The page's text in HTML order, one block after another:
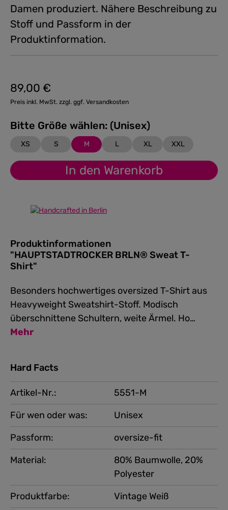
Damen produziert. Nähere Beschreibung zu
Stoff und Passform in der
Produktinformation.
Regulärer Preis:
89,00 €
Preis inkl. MwSt. zzgl. ggf. Versandkosten
Bitte Größe wählen: (Unisex)
XS S M L XL XXL
In den Warenkorb
Produktinformationen
"HAUPTSTADTROCKER BRLN® Sweat T-
Shirt"
Besonders hochwertiges oversized T-Shirt aus
Heavyweight Sweatshirt-Stoff. Modisch
überschnittene Schultern, weite Ärmel. Ho…
Mehr
Hard Facts
Artikel-Nr.:
5551-M
Für wen oder was:
Unisex
Produktfarbe: Vintage Weiß
Passform:
oversize-fit
Material:
80% Baumwolle, 20%
Polyester